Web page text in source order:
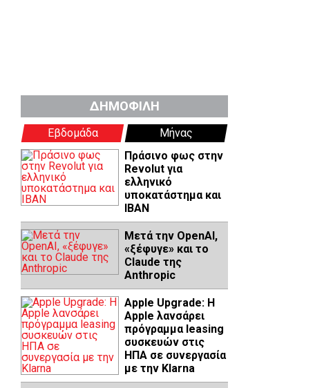
ΔΗΜΟΦΙΛΗ
Εβδομάδα
Μήνας
Πράσινο φως στην
Revolut για
ελληνικό
υποκατάστημα και
IBAN
Μετά την OpenAI,
«ξέφυγε» και το
Claude της
Anthropic
Apple Upgrade: Η
Apple λανσάρει
πρόγραμμα leasing
συσκευών στις
ΗΠΑ σε συνεργασία
με την Klarna